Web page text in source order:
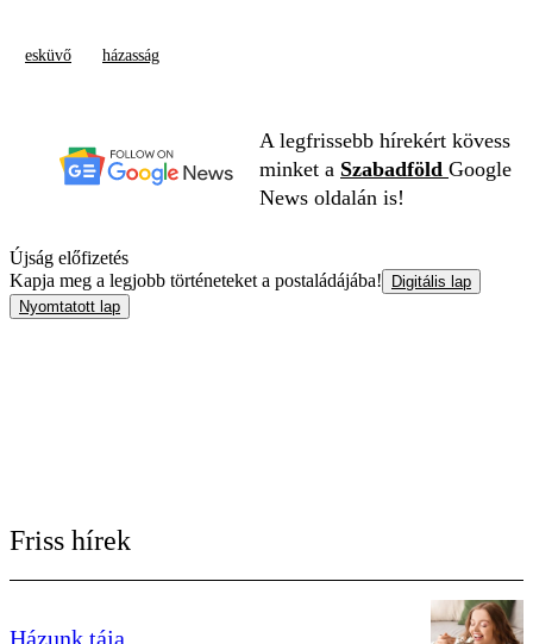
esküvő házasság
A legfrissebb hírekért kövess
minket a Szabadföld Google
News oldalán is!
Újság előfizetés
Kapja meg a legjobb történeteket a postaládájába!
Digitális lap
Nyomtatott lap
Friss hírek
Házunk tája